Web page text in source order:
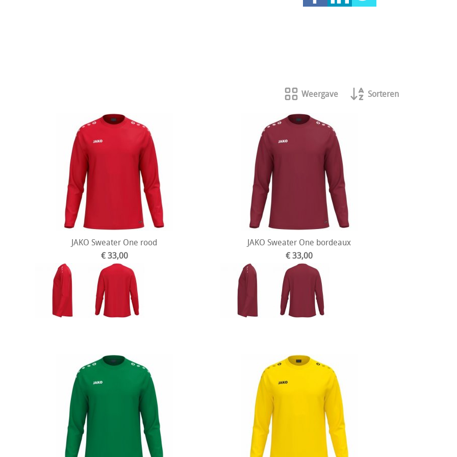
Weergave Sorteren
JAKO Sweater One rood
€ 33,00
JAKO Sweater One bordeaux
€ 33,00